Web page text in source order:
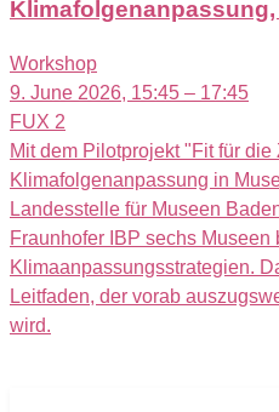
Workshop
9. June 2026, 15:45 – 17:45
FUX 2
Mit dem Pilotprojekt "Fit für die
Klimafolgenanpassung in
Landesstelle für Museen
Fraunhofer IBP sechs Museen
Klimaanpassungsstrategien.
Leitfaden, der vorab
wird.